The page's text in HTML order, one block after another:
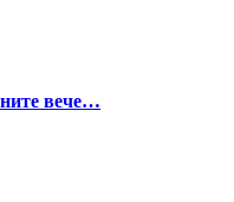
вече…